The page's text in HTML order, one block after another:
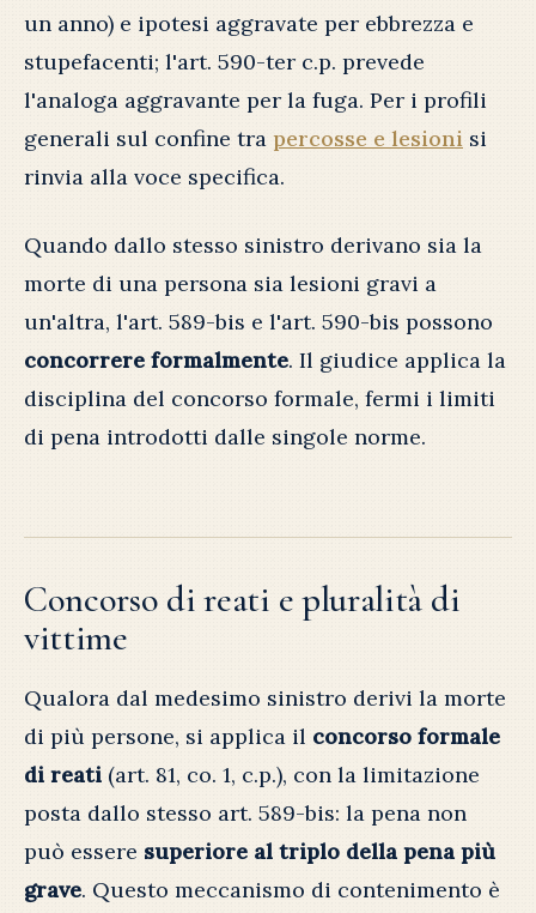
un anno) e ipotesi aggravate per ebbrezza e
stupefacenti; l'art. 590-ter c.p. prevede
l'analoga aggravante per la fuga. Per i profili
generali sul confine tra percosse e lesioni si
rinvia alla voce specifica.
Quando dallo stesso sinistro derivano sia la
morte di una persona sia lesioni gravi a
un'altra, l'art. 589-bis e l'art. 590-bis possono
concorrere formalmente. Il giudice applica la
disciplina del concorso formale, fermi i limiti
di pena introdotti dalle singole norme.
Concorso di reati e pluralità di
vittime
Qualora dal medesimo sinistro derivi la morte
di più persone, si applica il concorso formale
di reati (art. 81, co. 1, c.p.), con la limitazione
posta dallo stesso art. 589-bis: la pena non
può essere superiore al triplo della pena più
grave. Questo meccanismo di contenimento è